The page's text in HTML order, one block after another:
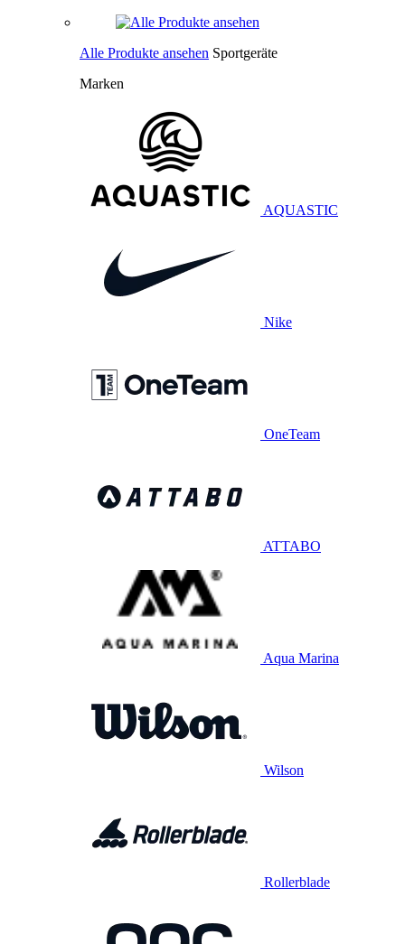
Alle Produkte ansehen Sportgeräte
Marken
AQUASTIC
Nike
OneTeam
ATTABO
Aqua Marina
Wilson
Rollerblade